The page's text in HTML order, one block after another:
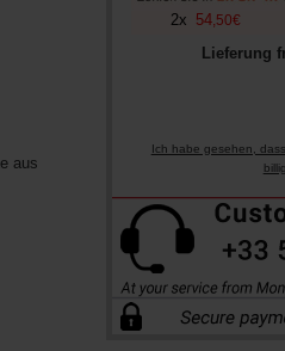
2x 54 50€
Lieferung
Ich habe gesehen,
aus